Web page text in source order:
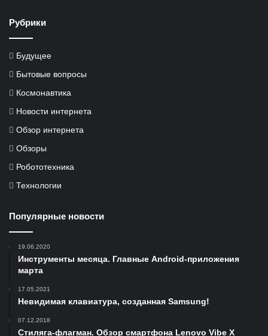
Рубрики
Будущее
Бытовые вопросы
Космонавтика
Новости интернета
Обзор интернета
Обзоры
Робототехника
Технологии
Популярные новости
19.06.2020
Инструменты месяца. Главные Android-приложения
марта
17.05.2021
Невидимая клавиатура, созданная Samsung!
07.12.2018
Стиляга-флагман. Обзор смартфона Lenovo Vibe X